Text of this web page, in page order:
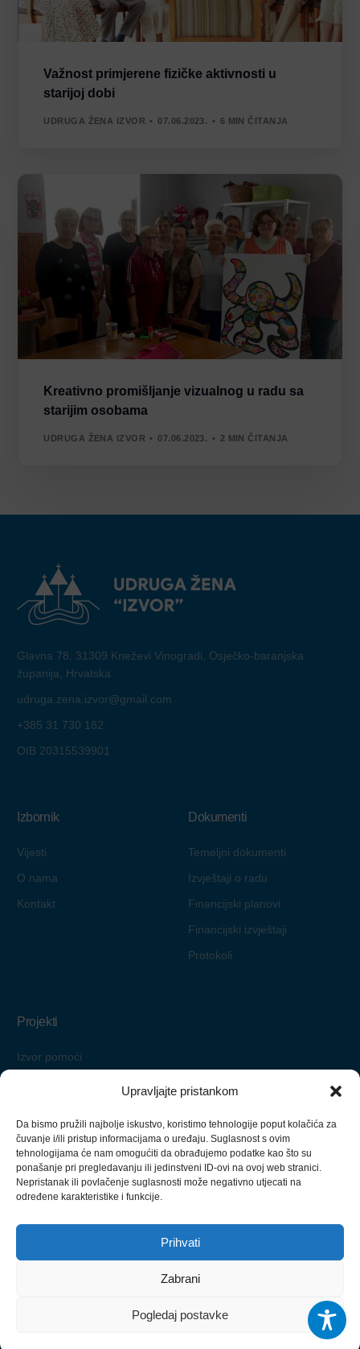
Upravljajte pristankom
Da bismo pružili najbolje iskustvo, koristimo tehnologije poput kolačića za
čuvanje i/ili pristup informacijama o uređaju. Suglasnost s ovim
tehnologijama će nam omogućiti da obrađujemo podatke kao što su
ponašanje pri pregledavanju ili jedinstveni ID-ovi na ovoj web stranici.
Nepristanak ili povlačenje suglasnosti može negativno utjecati na
određene karakteristike i funkcije.
Prihvati
Zabrani
Pogledaj postavke
Važnost primjerene fizičke aktivnosti u
starijoj dobi
UDRUGA ŽENA IZVOR 07.06.2023. 6 MIN ČITANJA
Kreativno promišljanje vizualnog u radu sa
starijim osobama
UDRUGA ŽENA IZVOR 07.06.2023. 2 MIN ČITANJA
Glavna 78, 31309 Kneževi Vinogradi, Osječko-baranjska
županija, Hrvatska
udruga.zena.izvor@gmail.com
+385 31 730 182
OIB 20315539901
Izbornik
Vijesti
O nama
Kontakt
Dokumenti
Temeljni dokumenti
Izvještaji o radu
Financijski planovi
Financijski izvještaji
Protokoli
Projekti
Izvor pomoći
Zaželi i ostani
Log In